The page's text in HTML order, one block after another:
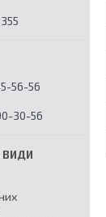
56-56
30-56